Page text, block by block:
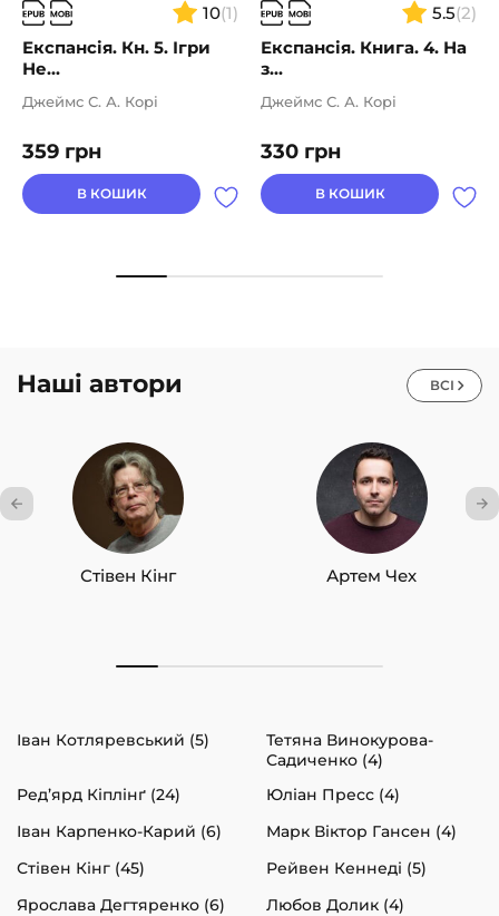
10(1)
Експансія. Кн. 5. Ігри
Не...
359 грн
Джеймс С. А. Корі
В КОШИК
5.5(2)
Експансія. Книга. 4. На
з...
330 грн
Джеймс С. А. Корі
В КОШИК
Наші автори ВСІ
Стівен Кінг Артем Чех
Іван Котляревський (5)
Тетяна Винокурова-
Садиченко (4)
Ред’ярд Кіплінґ (24)
Юліан Пресс (4)
Іван Карпенко-Карий (6)
Марк Віктор Гансен (4)
Стівен Кінг (45)
Рейвен Кеннеді (5)
Ярослава Дегтяренко (6)
Любов Долик (4)